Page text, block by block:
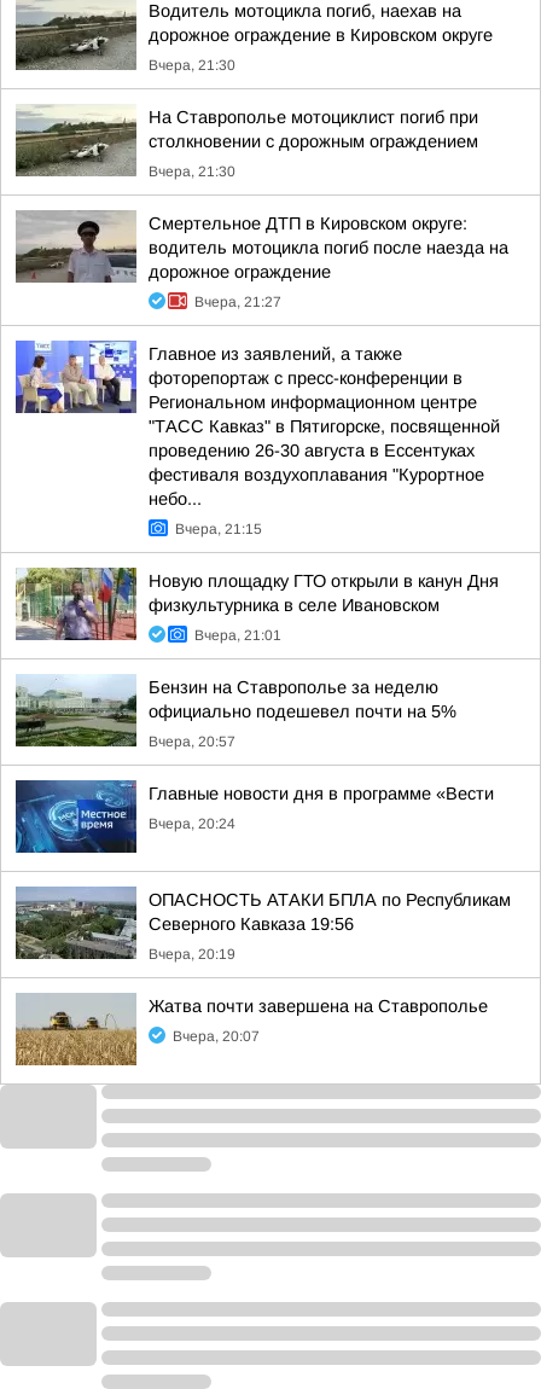
Водитель мотоцикла погиб, наехав на
дорожное ограждение в Кировском округе
Вчера, 21:30
На Ставрополье мотоциклист погиб при
столкновении с дорожным ограждением
Вчера, 21:30
Смертельное ДТП в Кировском округе:
водитель мотоцикла погиб после наезда на
дорожное ограждение
Вчера, 21:27
Главное из заявлений, а также
фоторепортаж с пресс-конференции в
Региональном информационном центре
"ТАСС Кавказ" в Пятигорске, посвященной
проведению 26-30 августа в Ессентуках
фестиваля воздухоплавания "Курортное
небо...
Вчера, 21:15
Новую площадку ГТО открыли в канун Дня
физкультурника в селе Ивановском
Вчера, 21:01
Бензин на Ставрополье за неделю
официально подешевел почти на 5%
Вчера, 20:57
Главные новости дня в программе «Вести
Вчера, 20:24
ОПАСНОСТЬ АТАКИ БПЛА по Республикам
Северного Кавказа 19:56
Вчера, 20:19
Жатва почти завершена на Ставрополье
Вчера, 20:07